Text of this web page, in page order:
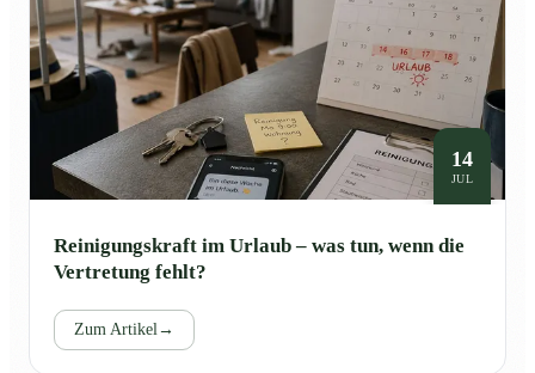
14
JUL
Reinigungskraft im Urlaub – was tun, wenn die
Vertretung fehlt?
Zum Artikel→